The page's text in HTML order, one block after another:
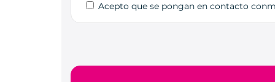
Acepto que se pongan en contacto